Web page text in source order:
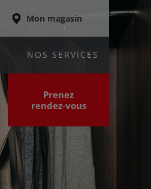
Mon magasin
NOS SERVICES
Prenez
rendez‑vous